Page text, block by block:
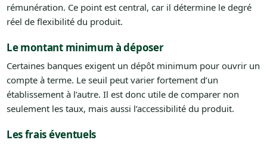
rémunération. Ce point est central, car il détermine le degré
réel de flexibilité du produit.
Le montant minimum à déposer
Certaines banques exigent un dépôt minimum pour ouvrir un
compte à terme. Le seuil peut varier fortement d’un
établissement à l’autre. Il est donc utile de comparer non
seulement les taux, mais aussi l’accessibilité du produit.
Les frais éventuels